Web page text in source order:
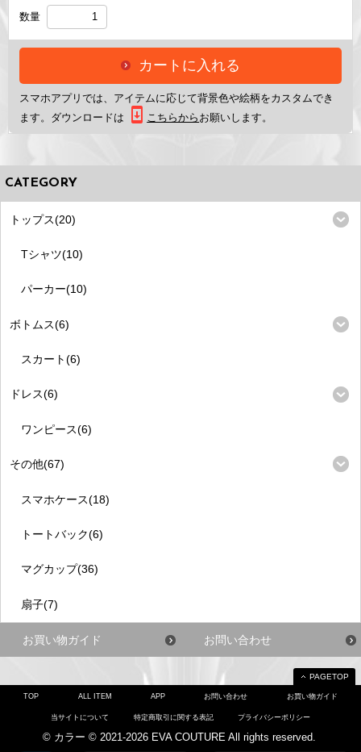
数量
カートに入れる
スマホアプリでは、アイテムに応じて背景色や絵柄をカスタムでき
ます。ダウンロードは
こちらから お願いします。
CATEGORY
トップス(20)
Tシャツ(10)
パーカー(10)
ボトムス(6)
スカート(6)
ドレス(6)
ワンピース(6)
その他(67)
スマホケース(18)
トートバック(6)
マグカップ(36)
扇子(7)
お買い物ガイド お問い合わせ
PAGETOP
TOP ALL ITEM APP お問い合わせ お買い物ガイド
当サイトについて 特定商取引に関する表記 プライバシーポリシー
© カラー © 2021-2026 EVA COUTURE All rights reserved.